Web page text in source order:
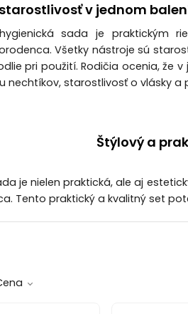
v jednom
sada je praktickým
Všetky nástroje sú
pri použití. Rodičia ocenia, že
nechtíkov, starostlivosť o vlásky a
Štýlový a
je nielen praktická, ale aj
Tento praktický a kvalitný set